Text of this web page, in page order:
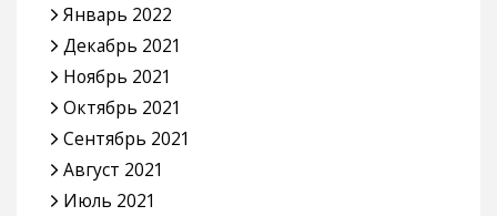
Январь 2022
Декабрь 2021
Ноябрь 2021
Октябрь 2021
Сентябрь 2021
Август 2021
Июль 2021